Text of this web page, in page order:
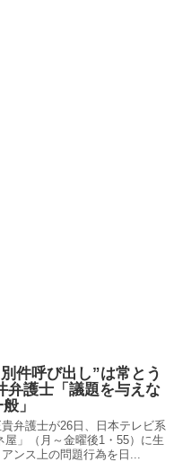
件呼び出し”は常とう
弁護士「議題を与えな
」
弁護士が26日、日本テレビ系
屋」（月～金曜後1・55）に生
ンス上の問題行為を日...